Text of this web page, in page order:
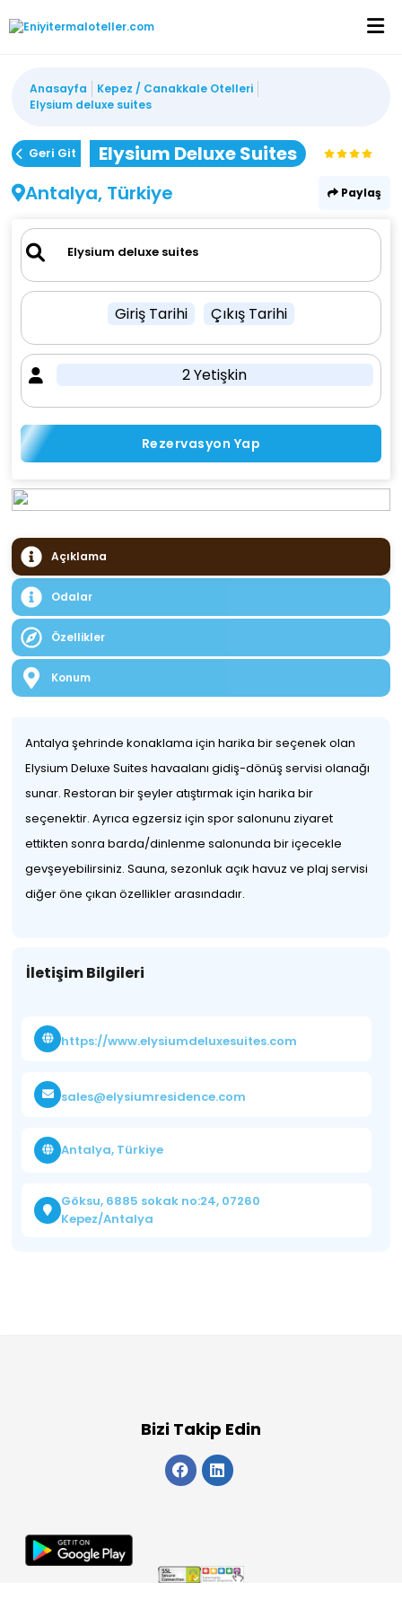
Anasayfa
Kepez / Canakkale Otelleri
Elysium deluxe suites
Geri Git
Elysium Deluxe Suites
Antalya, Türkiye
Paylaş
Giriş Tarihi Çıkış Tarihi
2 Yetişkin
Rezervasyon Yap
Açıklama
Odalar
Özellikler
Konum
Antalya şehrinde konaklama için harika bir seçenek olan
Elysium Deluxe Suites havaalanı gidiş-dönüş servisi olanağı
sunar. Restoran bir şeyler atıştırmak için harika bir
seçenektir. Ayrıca egzersiz için spor salonunu ziyaret
ettikten sonra barda/dinlenme salonunda bir içecekle
gevşeyebilirsiniz. Sauna, sezonluk açık havuz ve plaj servisi
diğer öne çıkan özellikler arasındadır.
İletişim Bilgileri
https://www.elysiumdeluxesuites.com
sales@elysiumresidence.com
Antalya, Türkiye
Göksu, 6885 sokak no:24, 07260
Kepez/Antalya
Bizi Takip Edin